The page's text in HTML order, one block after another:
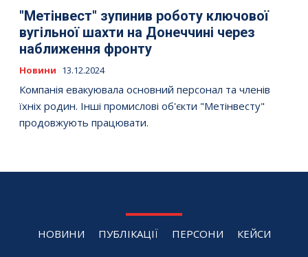
"Метінвест" зупинив роботу ключової
вугільної шахти на Донеччині через
наближення фронту
Новини 13.12.2024
Компанія евакуювала основний персонал та членів
їхніх родин. Інші промислові об'єкти "Метінвесту"
продовжують працювати.
НОВИНИ ПУБЛІКАЦІЇ ПЕРСОНИ КЕЙСИ